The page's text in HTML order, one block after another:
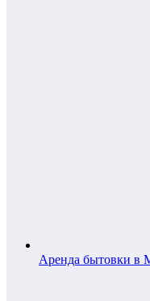
Аренда бытовки в